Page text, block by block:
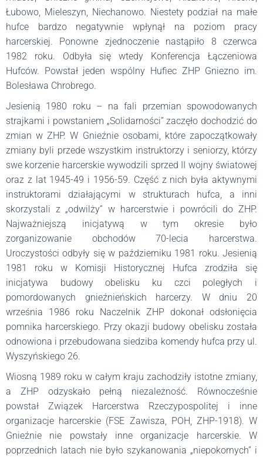
Łubowo, Mieleszyn, Niechanowo. Niestety podział na małe
hufce bardzo negatywnie wpłynął na poziom pracy
harcerskiej. Ponowne zjednoczenie nastąpiło 8 czerwca
1982 roku. Odbyła się wtedy Konferencja Łączeniowa
Hufców. Powstał jeden wspólny Hufiec ZHP Gniezno im.
Bolesława Chrobrego.
Jesienią 1980 roku – na fali przemian spowodowanych
strajkami i powstaniem „Solidarności” zaczęło dochodzić do
zmian w ZHP. W Gnieźnie osobami, które zapoczątkowały
zmiany byli przede wszystkim instruktorzy i seniorzy, którzy
swe korzenie harcerskie wywodzili sprzed II wojny światowej
oraz z lat 1945-49 i 1956-59. Część z nich była aktywnymi
instruktorami działającymi w strukturach hufca, a inni
skorzystali z „odwilży” w harcerstwie i powrócili do ZHP.
Najważniejszą inicjatywą w tym okresie było
zorganizowanie obchodów 70-lecia harcerstwa.
Uroczystości odbyły się w październiku 1981 roku. Jesienią
1981 roku w Komisji Historycznej Hufca zrodziła się
inicjatywa budowy obelisku ku czci poległych i
pomordowanych gnieźnieńskich harcerzy. W dniu 20
września 1986 roku Naczelnik ZHP dokonał odsłonięcia
pomnika harcerskiego. Przy okazji budowy obelisku została
odnowiona i przebudowana siedziba komendy hufca przy ul.
Wyszyńskiego 26.
Wiosną 1989 roku w całym kraju zachodziły istotne zmiany,
a ZHP odzyskało pełną niezależność. Równocześnie
powstał Związek Harcerstwa Rzeczypospolitej i inne
organizacje harcerskie (FSE Zawisza, POH, ZHP-1918). W
Gnieźnie nie powstały inne organizacje harcerskie. W
poprzednich latach nie było szykanowania „niepokornych” i